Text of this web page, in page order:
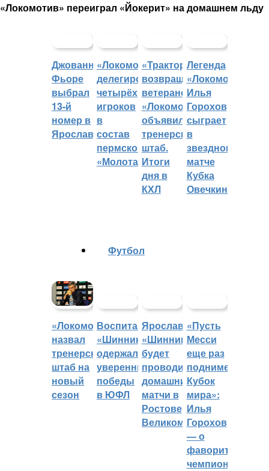
«Локомотив» переиграл «Йокерит» на домашнем льду
Джованни
Фьоре
выбрал
13-й
номер в
Ярославле
«Локомотив»
делегировал
четырёх
игроков
в
состав
пермского
«Молота»
«Трактор»
возвращает
ветеранов,
«Локомотив»
объявил
тренерский
штаб.
Итоги
дня в
КХЛ
Легенда
«Локомотива»
Илья
Горохов
сыграет
в
звездном
матче
Кубка
Овечкина
«Локомотив»
назвал
тренерский
штаб на
новый
сезон
Футбол
Воспитанники
«Шинника»
одержали
уверенные
победы
в ЮФЛ
Ярославский
«Шинник»
будет
проводить
домашние
матчи в
Ростове
Великом
«Пусть
Месси
еще раз
поднимет
Кубок
мира»:
Илья
Горохов
— о
фаворитах
чемпионата